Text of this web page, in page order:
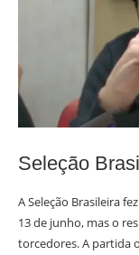
Seleção
A Seleção Brasileira
13 de junho, mas o
torcedores. A partida